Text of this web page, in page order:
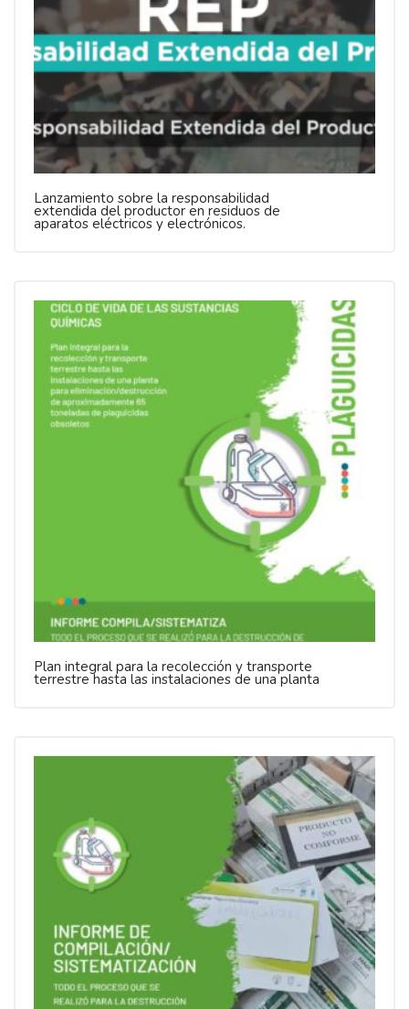
Lanzamiento sobre la responsabilidad
extendida del productor en residuos de
aparatos eléctricos y electrónicos.
Plan integral para la recolección y transporte
terrestre hasta las instalaciones de una planta